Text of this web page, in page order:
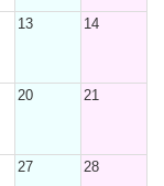
13 14
20 21
27 28